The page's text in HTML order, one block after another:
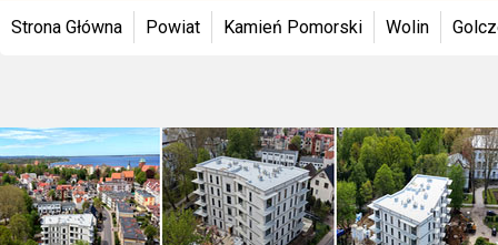
Strona Główna Powiat Kamień Pomorski Wolin